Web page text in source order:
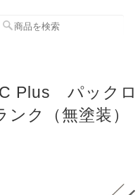
Plus パックロ
ンク（無塗装）